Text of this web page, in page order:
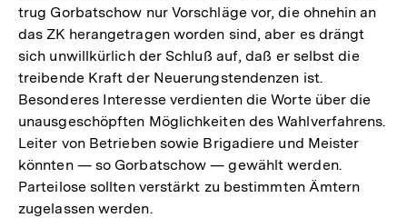
trug Gorbatschow nur Vorschläge vor, die ohnehin an
das ZK herangetragen worden sind, aber es drängt
sich unwillkürlich der Schluß auf, daß er selbst die
treibende Kraft der Neuerungstendenzen ist.
Besonderes Interesse verdienten die Worte über die
unausgeschöpften Möglichkeiten des Wahlverfahrens.
Leiter von Betrieben sowie Brigadiere und Meister
könnten — so Gorbatschow — gewählt werden.
Parteilose sollten verstärkt zu bestimmten Ämtern
zugelassen werden.